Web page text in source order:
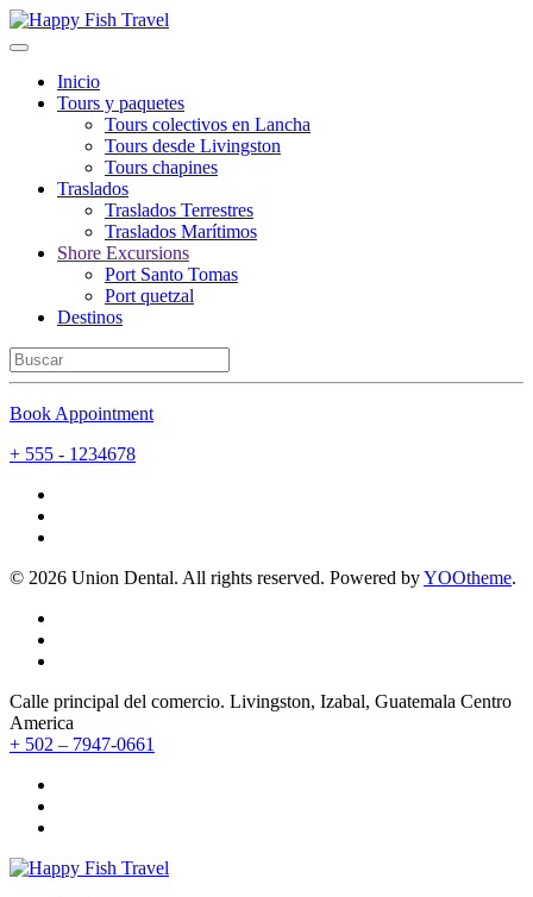
Inicio
Tours y paquetes
Tours colectivos en Lancha
Tours desde Livingston
Tours chapines
Traslados
Traslados Terrestres
Traslados Marítimos
Shore Excursions
Port Santo Tomas
Port quetzal
Destinos
Book Appointment
+ 555 - 1234678
© 2026 Union Dental. All rights reserved. Powered byYOOtheme.
Calle principal del comercio. Livingston, Izabal, Guatemala Centro
America
+ 502 – 7947-0661